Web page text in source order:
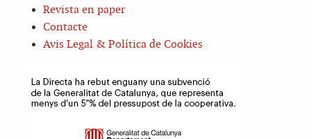
Revista en paper
Contacte
Avis Legal & Política de Cookies